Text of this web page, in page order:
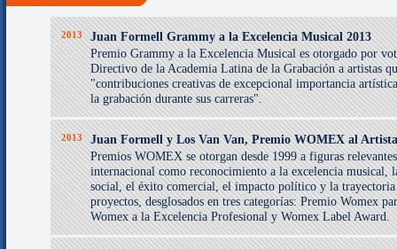
2013
Juan Formell Grammy a la Excelencia Musical 2013
Premio Grammy a la Excelencia Musical es otorgado por
Directivo de la Academia Latina de la Grabación a artistas
"contribuciones creativas de excepcional importancia
la grabación durante sus carreras".
2013
Juan Formell y Los Van Van, Premio WOMEX al
Premios WOMEX se otorgan desde 1999 a figuras
internacional como reconocimiento a la excelencia musical,
social, el éxito comercial, el impacto político y la trayectoria
proyectos, desglosados en tres categorías: Premio Womex
Womex a la Excelencia Profesional y Womex Label Award.